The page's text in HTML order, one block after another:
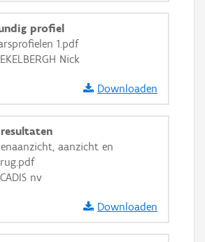
profiel
1.pdf
Nick
Downloaden
aanzicht en
nv
Downloaden